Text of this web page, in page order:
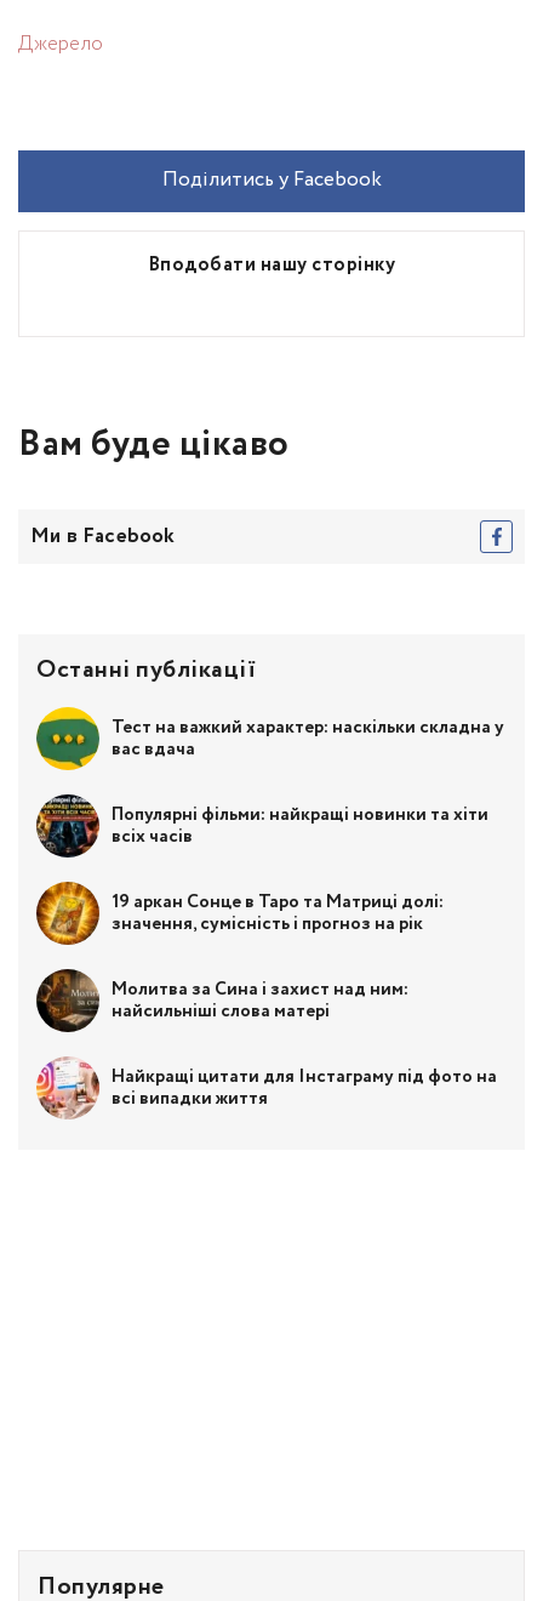
Джерело
Вподобати нашу сторінку
Поділитись у Facebook
Вам буде цікаво
Ми в Facebook
Останні публікації
Тест на важкий характер: наскільки складна у
вас вдача
Популярні фільми: найкращі новинки та хіти
всіх часів
19 аркан Сонце в Таро та Матриці долі:
значення, сумісність і прогноз на рік
Молитва за Сина і захист над ним:
найсильніші слова матері
Найкращі цитати для Інстаграму під фото на
всі випадки життя
Популярне